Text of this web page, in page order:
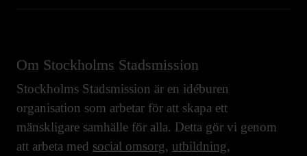
Om Stockholms Stadsmission
Stockholms Stadsmission är en idéburen
organisation som arbetar för att skapa ett
mänskligare samhälle för alla. Detta gör vi genom
att arbeta med social omsorg, utbildning,